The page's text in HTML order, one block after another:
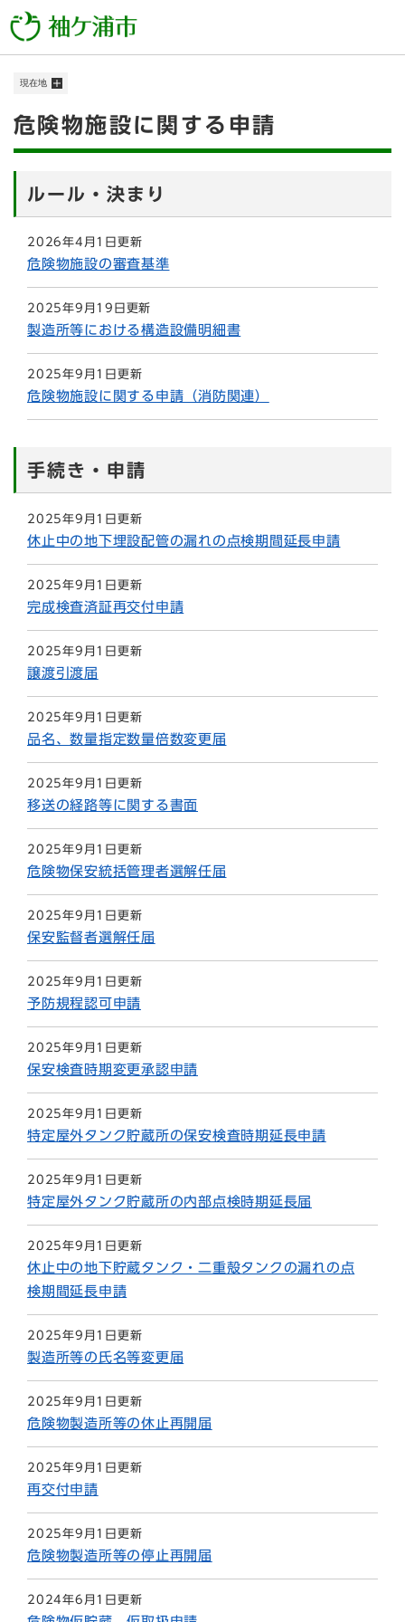
ー
メニューを飛ばして本文へ
現在地
本
危険物施設に関する申請
ルール・決まり
2026年4月1日更新
危険物施設の審査基準
2025年9月19日更新
製造所等における構造設備明細書
2025年9月1日更新
危険物施設に関する申請（消防関連）
手続き・申請
2025年9月1日更新
休止中の地下埋設配管の漏れの点検期間延長申請
2025年9月1日更新
完成検査済証再交付申請
2025年9月1日更新
譲渡引渡届
2025年9月1日更新
品名、数量指定数量倍数変更届
2025年9月1日更新
移送の経路等に関する書面
2025年9月1日更新
危険物保安統括管理者選解任届
2025年9月1日更新
保安監督者選解任届
2025年9月1日更新
予防規程認可申請
2025年9月1日更新
保安検査時期変更承認申請
2025年9月1日更新
特定屋外タンク貯蔵所の保安検査時期延長申請
2025年9月1日更新
特定屋外タンク貯蔵所の内部点検時期延長届
2025年9月1日更新
休止中の地下貯蔵タンク・二重殻タンクの漏れの点
検期間延長申請
2025年9月1日更新
製造所等の氏名等変更届
2025年9月1日更新
危険物製造所等の休止再開届
2025年9月1日更新
再交付申請
2025年9月1日更新
危険物製造所等の停止再開届
2024年6月1日更新